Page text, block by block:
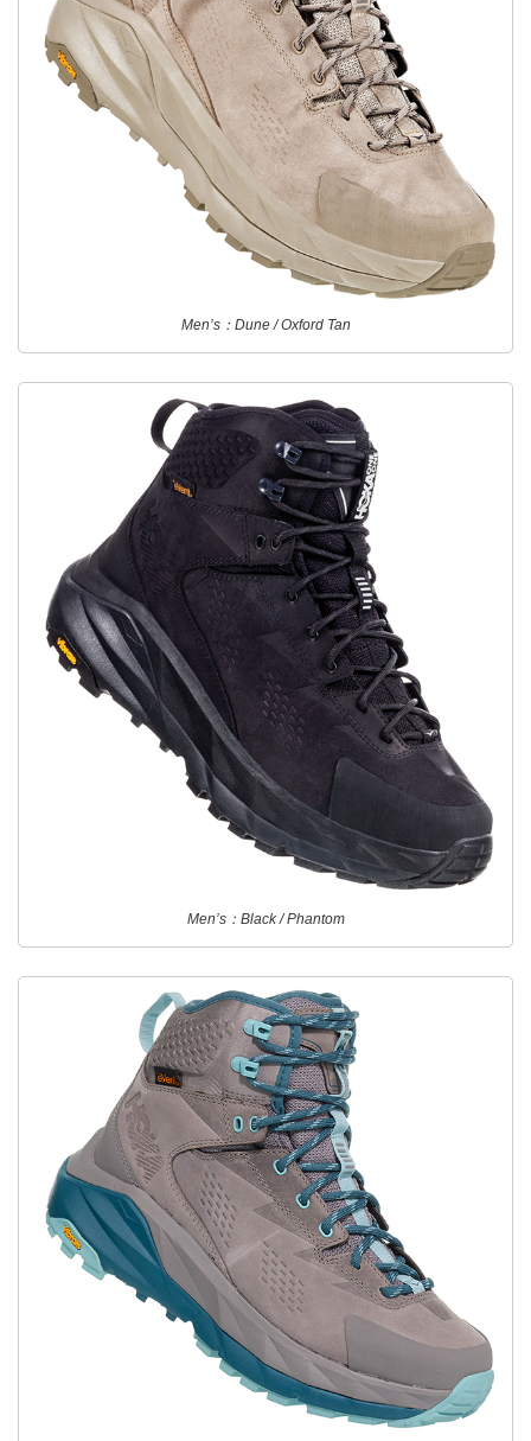
Men’s：Dune / Oxford Tan
Men’s：Black / Phantom